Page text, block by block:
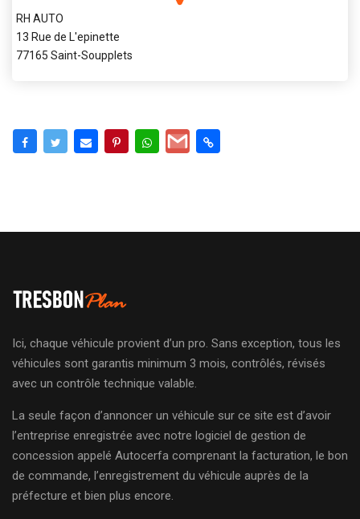
RH AUTO
13 Rue de L'epinette
77165 Saint-Soupplets
Ici, chaque véhicule provient d’un pro. Sans exception, tous les
véhicules sont garantis minimum 3 mois, contrôlés, révisés
avec un contrôle technique valable.
La seule façon d’annoncer un véhicule sur ce site est d’avoir
l’entreprise enregistrée avec notre logiciel de gestion de
concession appelé Autocerfa comprenant la facturation, le bon
de commande, l’enregistrement du véhicule auprès de la
préfecture et bien plus encore.